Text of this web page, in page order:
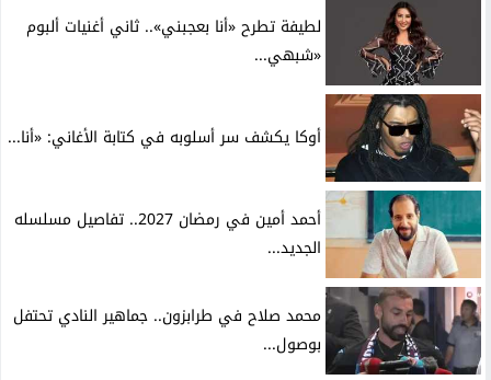
لطيفة تطرح «أنا بعجبني».. ثاني أغنيات ألبوم
«شبهي...
أوكا يكشف سر أسلوبه في كتابة الأغاني: «أنا...
أحمد أمين في رمضان 2027.. تفاصيل مسلسله
الجديد...
محمد صلاح في طرابزون.. جماهير النادي تحتفل
بوصول...